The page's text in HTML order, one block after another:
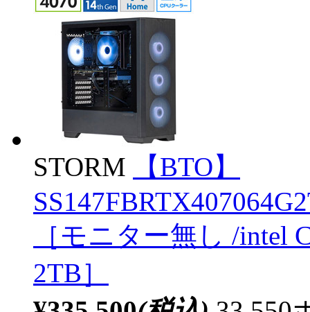
STORM
【BTO】
［モニター無し /intel
2TB］